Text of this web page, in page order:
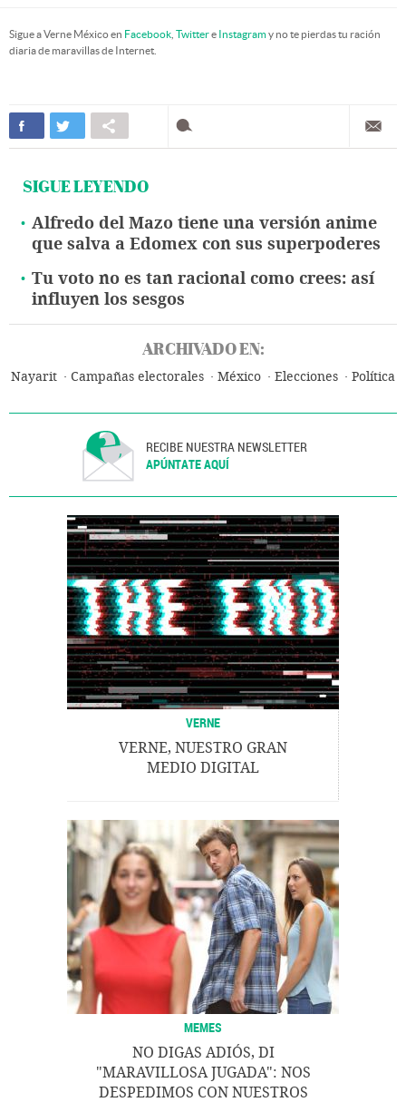
Sigue a Verne México en Facebook Twittere Instagramy no te pierdas tu ración
diaria de maravillas de Internet.
SIGUE LEYENDO
Alfredo del Mazo tiene una versión anime
que salva a Edomex con sus superpoderes
Tu voto no es tan racional como crees: así
influyen los sesgos
ARCHIVADO EN:
Nayarit Campañas electorales México Elecciones Política
RECIBE NUESTRA NEWSLETTER
APÚNTATE AQUÍ
VERNE
VERNE, NUESTRO GRAN
MEDIO DIGITAL
MEMES
NO DIGAS ADIÓS, DI
"MARAVILLOSA JUGADA": NOS
DESPEDIMOS CON NUESTROS